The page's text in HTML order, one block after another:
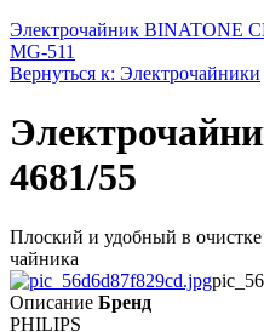
Электрочайник BINATONE
MG-511
Вернуться к: Электрочайники
4681/55
Плоский и удобный в
чайника
Описание Бренд
PHILIPS